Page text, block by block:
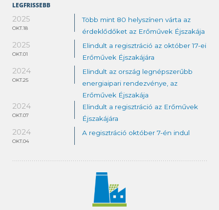
LEGFRISSEBB
2025
OKT.18
Több mint 80 helyszínen várta az
érdeklődőket az Erőművek Éjszakája
2025
OKT.01
Elindult a regisztráció az október 17-ei
Erőművek Éjszakájára
2024
OKT.25
Elindult az ország legnépszerűbb
energiaipari rendezvénye, az
Erőművek Éjszakája
2024
OKT.07
Elindult a regisztráció az Erőművek
Éjszakájára
2024
OKT.04
A regisztráció október 7-én indul